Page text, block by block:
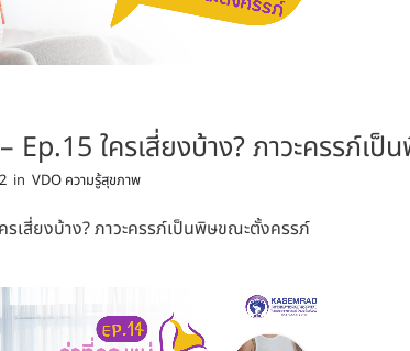
ใครเสี่ยงบ้าง? ภาวะครรภ์เ
in VDO ความรู้สุขภาพ
เสี่ยงบ้าง? ภาวะครรภ์เป็นพิษขณะตั้งครรภ์